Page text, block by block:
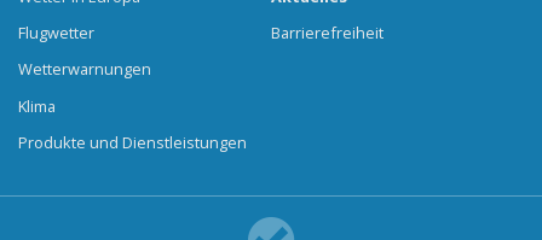
Flugwetter
Wetterwarnungen
Klima
Produkte und Dienstleistungen
Barrierefreiheit